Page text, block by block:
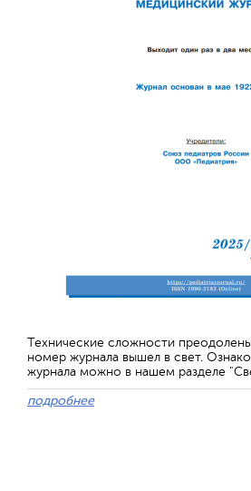
Технические сложности
номер журнала вышел в свет.
журнала можно в нашем разделе
подробнее